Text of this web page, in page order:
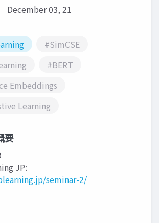
December 03, 21
#SimCSE
#BERT
Embeddings
Learning
要
JP:
seminar-2/